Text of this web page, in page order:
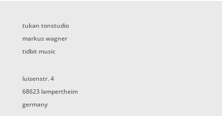
tukan tonstudio
markus wagner
tidbit music
luisenstr. 4
68623 lampertheim
germany